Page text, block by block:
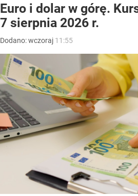
Euro i dolar w górę.
7 sierpnia 2026 r.
Dodano:wczoraj 11:55